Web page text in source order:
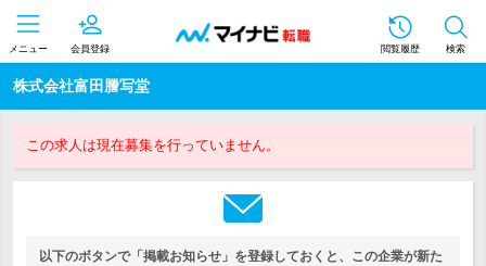
メニュー 会員登録 閲覧履歴 検索
株式会社富田謄写堂
この求人は現在募集を行っていません。
以下のボタンで「掲載お知らせ」を登録しておくと、この企業が新た